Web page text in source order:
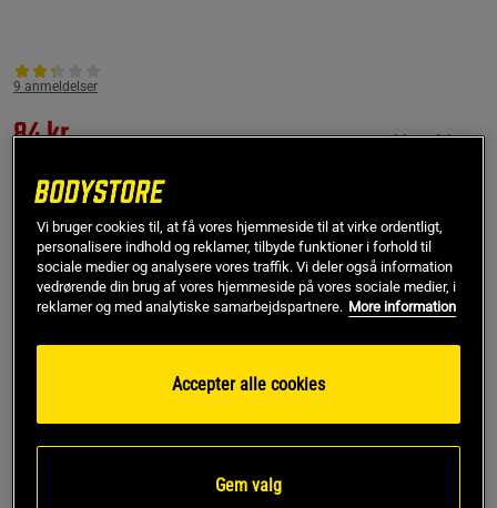
9 anmeldelser
84 kr Ikke på lager
MIkke på lager
Få notifikation via e-mail
Dette produkt er desværre ikke på lager. Få besked når
det kommer på lager igen.
Gorilla Wear Boxershorts 3-Pack
Vi bruger cookies til, at få vores hjemmeside til at virke ordentligt,
personalisere indhold og reklamer, tilbyde funktioner i forhold til
sociale medier og analysere vores traffik. Vi deler også information
vedrørende din brug af vores hjemmeside på vores sociale medier, i
reklamer og med analytiske samarbejdspartnere. More information
Accepter alle cookies
Gem valg